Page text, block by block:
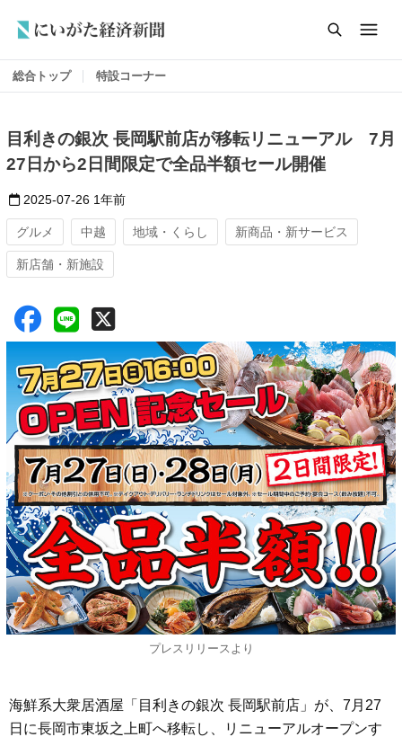
総合トップ 特設コーナー
目利きの銀次 長岡駅前店が移転リニューアル 7月
27日から2日間限定で全品半額セール開催
2025-07-26 1年前
グルメ 中越 地域・くらし 新商品・新サービス
新店舗・新施設
プレスリリースより
海鮮系大衆居酒屋「目利きの銀次 長岡駅前店」が、7月27
日に長岡市東坂之上町へ移転し、リニューアルオープンす